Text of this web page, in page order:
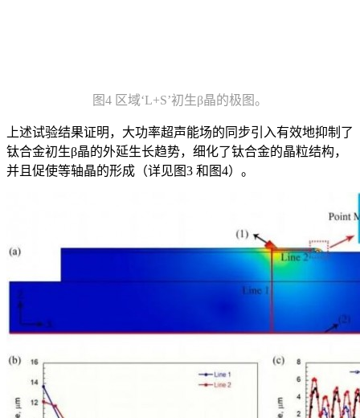
图4 区域‘L+S’初生β晶的极图。
上述试验结果证明，大功率超声能场的同步引入有效地抑制了
钛合金初生β晶的外延生长趋势，细化了钛合金的晶粒结构，
并且促使等轴晶的形成（详见图3 和图4）。